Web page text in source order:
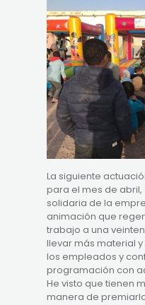
La siguiente
para el mes de
solidaria de la
animación que
trabajo a una
llevar más material
los empleados y
programación con
He visto que tienen
manera de